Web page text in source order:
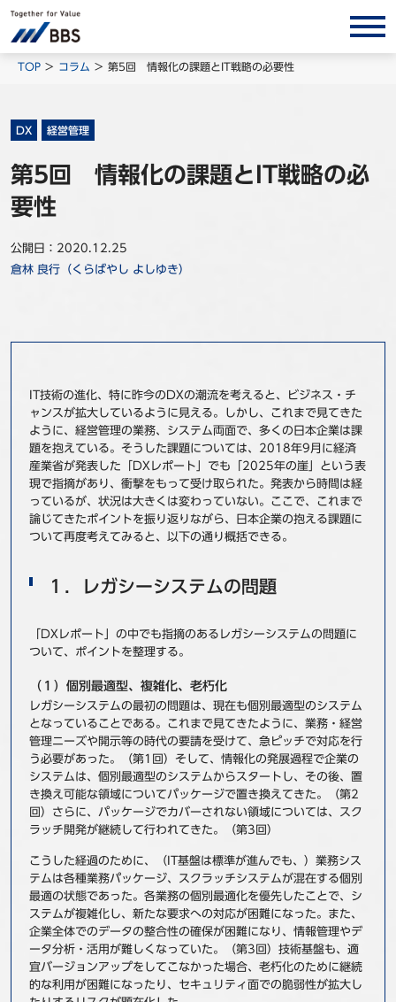
株主・投資家情報 採用情報
サービス/ソリューション
事例
セミナ−
ニュース
TOP コラム 第5回 情報化の課題とIT戦略の必要性
DX 経営管理
第5回 情報化の課題とIT戦略の必
要性
公開日：2020.12.25
倉林 良行（くらばやし よしゆき）
IT技術の進化、特に昨今のDXの潮流を考えると、ビジネス・チ
ャンスが拡大しているように見える。しかし、これまで見てきた
ように、経営管理の業務、システム両面で、多くの日本企業は課
題を抱えている。そうした課題については、2018年9月に経済
産業省が発表した「DXレポート」でも「2025年の崖」という表
現で指摘があり、衝撃をもって受け取られた。発表から時間は経
っているが、状況は大きくは変わっていない。ここで、これまで
論じてきたポイントを振り返りながら、日本企業の抱える課題に
ついて再度考えてみると、以下の通り概括できる。
１．レガシーシステムの問題
「DXレポート」の中でも指摘のあるレガシーシステムの問題に
ついて、ポイントを整理する。
（１）個別最適型、複雑化、老朽化
レガシーシステムの最初の問題は、現在も個別最適型のシステム
となっていることである。これまで見てきたように、業務・経営
管理ニーズや開示等の時代の要請を受けて、急ピッチで対応を行
う必要があった。（第1回）そして、情報化の発展過程で企業の
システムは、個別最適型のシステムからスタートし、その後、置
き換え可能な領域についてパッケージで置き換えてきた。（第2
回）さらに、パッケージでカバーされない領域については、スク
ラッチ開発が継続して行われてきた。（第3回）
こうした経過のために、（IT基盤は標準が進んでも、）業務シス
テムは各種業務パッケージ、スクラッチシステムが混在する個別
最適の状態であった。各業務の個別最適化を優先したことで、シ
ステムが複雑化し、新たな要求への対応が困難になった。また、
企業全体でのデータの整合性の確保が困難になり、情報管理やデ
ータ分析・活用が難しくなっていた。（第3回）技術基盤も、適
宜バージョンアップをしてこなかった場合、老朽化のために継続
的な利用が困難になったり、セキュリティ面での脆弱性が拡大し